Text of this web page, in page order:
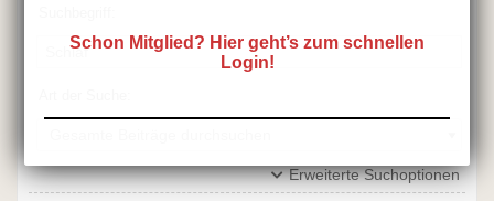
Erweiterte Suchoptionen
Schon Mitglied? Hier geht’s zum schnellen
Login!